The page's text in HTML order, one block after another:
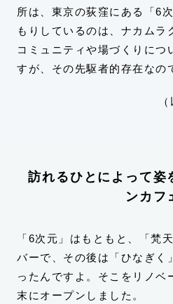
所は、東京の荻窪にある「6
もりしているのは、ナカムラ
コミュニティや場づくりにつ
すが、その先駆者的存在なの
訪れるひとによって姿
ンカフ
「6次元」はもともと、「梵
バーで、その後は「ひなぎく
ったんですよ。そこをリノベ
末にオープンしました。